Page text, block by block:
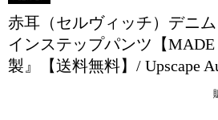
赤耳（セルヴィッチ）デニ
インステップパンツ【
製』【送料無料】/ Upscape